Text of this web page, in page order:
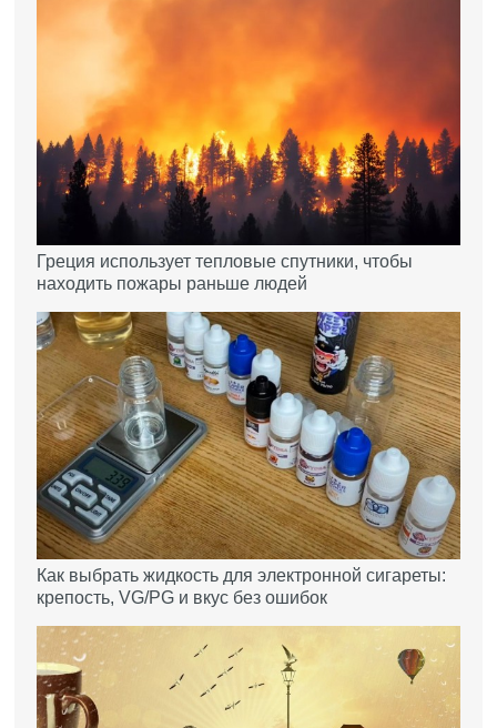
Греция использует тепловые спутники, чтобы
находить пожары раньше людей
Как выбрать жидкость для электронной сигареты:
крепость, VG/PG и вкус без ошибок